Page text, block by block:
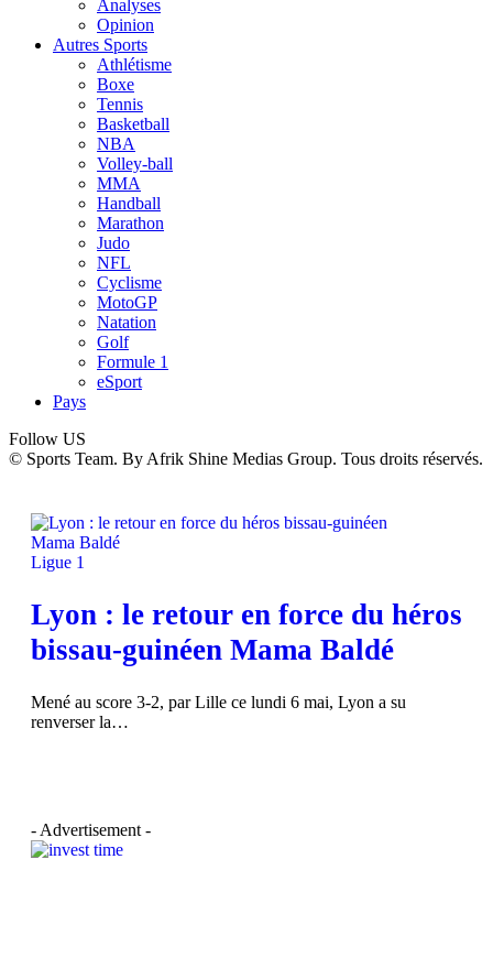
Analyses
Opinion
Autres Sports
Athlétisme
Boxe
Tennis
Basketball
NBA
Volley-ball
MMA
Handball
Marathon
Judo
NFL
Cyclisme
MotoGP
Natation
Golf
Formule 1
eSport
Pays
Follow US
© Sports Team. By Afrik Shine Medias Group. Tous droits réservés.
Ligue 1
Lyon : le retour en force du héros
bissau-guinéen Mama Baldé
Mené au score 3-2, par Lille ce lundi 6 mai, Lyon a su
renverser la…
- Advertisement -